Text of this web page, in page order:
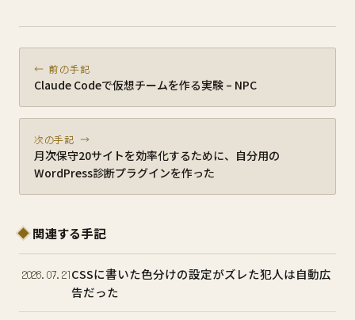
← 前の手記
Claude Codeで仮想チームを作る実験 – NPC
次の手記 →
月次保守20サイトを効率化するために、自分用の
WordPress診断プラグインを作った
関連する手記
2026.07.21CSSに書いた色分けの設定がズレた犯人は自動広
告だった